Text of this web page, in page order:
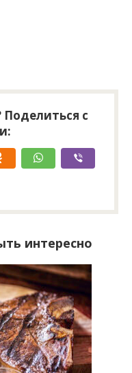
Поделиться с
интересно